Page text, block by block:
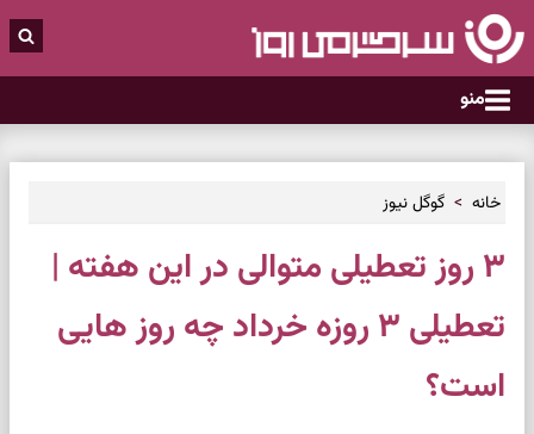
منو
خانه گوگل نیوز
۳ روز تعطیلی متوالی در این هفته |
تعطیلی ۳ روزه خرداد چه روز هایی
است؟